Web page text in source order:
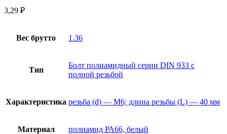
3,29 ₽
Вес брутто 1.36
Тип
Болт полиамидный серии DIN 933 с
полной резьбой
Характеристика резьба (d) — М6; длина резьбы (L) — 40 мм
Материал полиамид РА66, белый